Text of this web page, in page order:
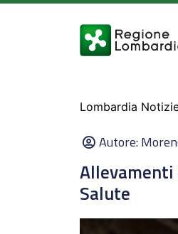
Lombardia
Autore:
Allevamenti
Salute